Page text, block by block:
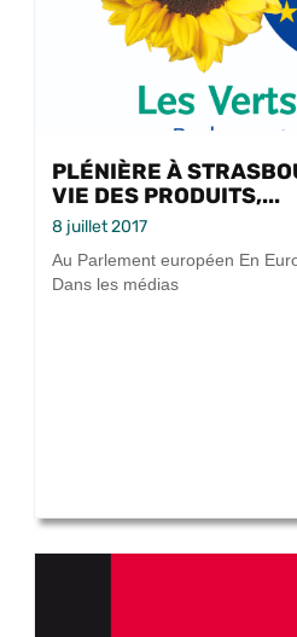
PLÉNIÈRE À
VIE DES PRODUITS,...
8 juillet 2017
Au Parlement européen En
Dans les médias